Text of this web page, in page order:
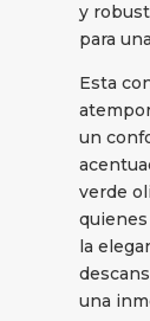
y
para
Esta
un
verde
la
una